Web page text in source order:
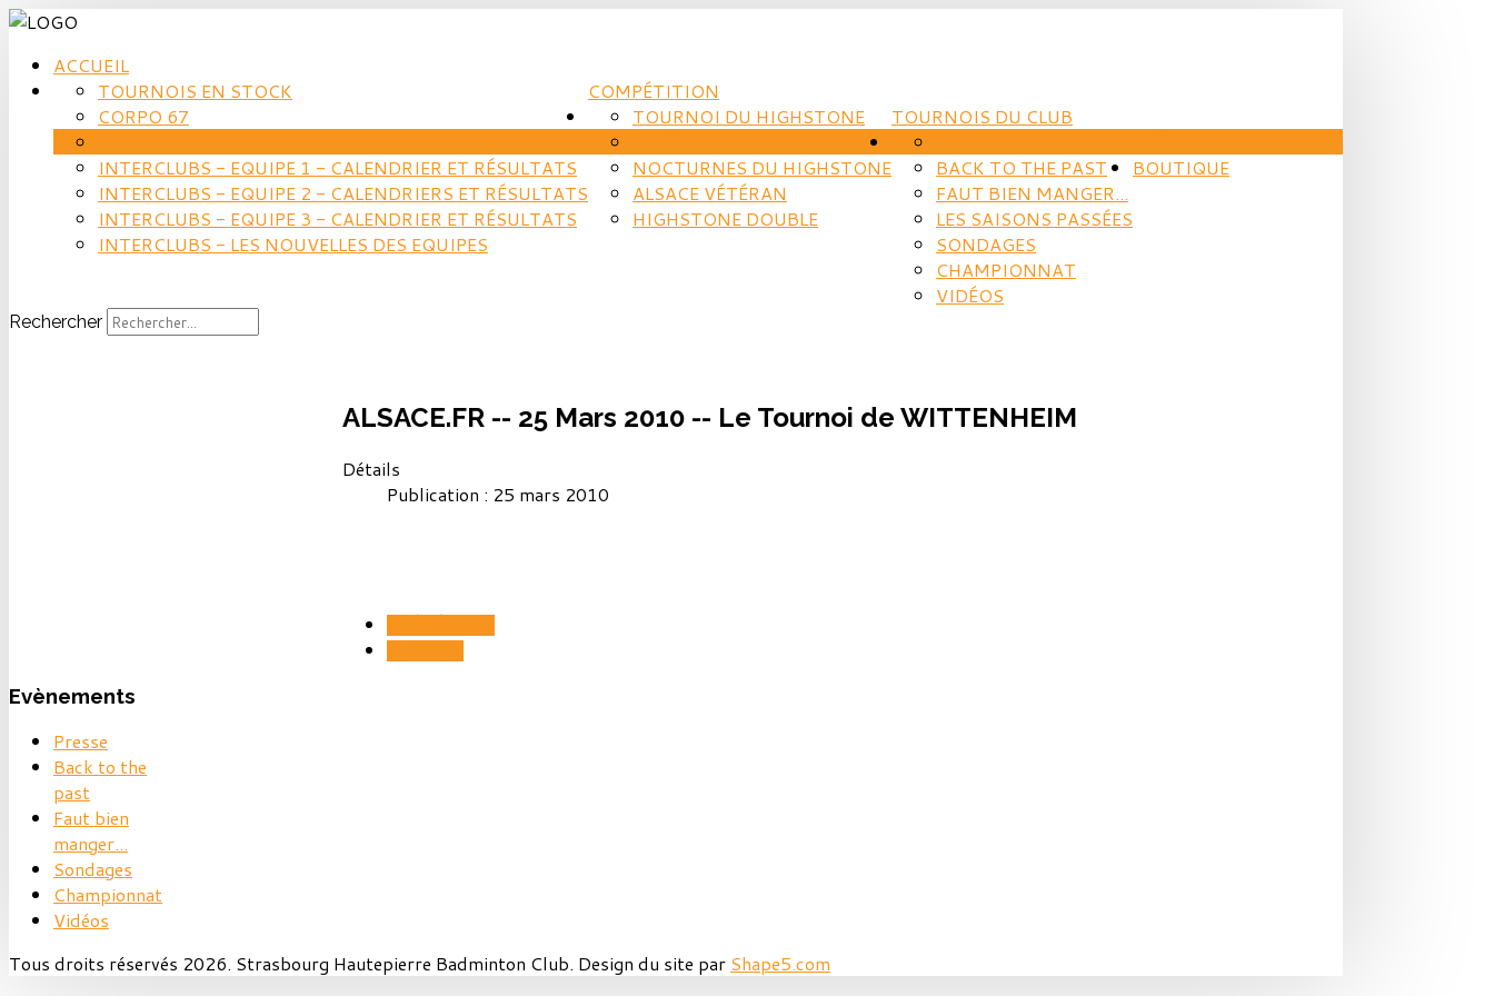
ACCUEIL
COMPÉTITION
TOURNOIS EN STOCK
CORPO 67
INTERCLUBS - EQUIPE 1 - CALENDRIER ET RÉSULTATS
INTERCLUBS - EQUIPE 2 - CALENDRIERS ET RÉSULTATS
INTERCLUBS - EQUIPE 3 - CALENDRIER ET RÉSULTATS
INTERCLUBS - LES NOUVELLES DES EQUIPES
TOURNOIS DU CLUB
TOURNOI DU HIGHSTONE
NOCTURNES DU HIGHSTONE
ALSACE VÉTÉRAN
HIGHSTONE DOUBLE
BACK TO THE PAST
FAUT BIEN MANGER...
LES SAISONS PASSÉES
SONDAGES
CHAMPIONNAT
VIDÉOS
BOUTIQUE
Rechercher
ALSACE.FR -- 25 Mars 2010 -- Le Tournoi de WITTENHEIM
Détails
Publication : 25 mars 2010
Evènements
Presse
Back to the
past
Faut bien
manger...
Sondages
Championnat
Vidéos
Tous droits réservés 2026. Strasbourg Hautepierre Badminton Club. Design du site par Shape5.com